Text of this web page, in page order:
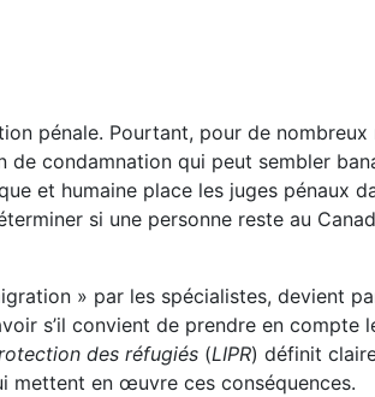
pénale. Pourtant, pour de nombreux
condamnation qui peut sembler
et humaine place les juges pénaux
si une personne reste au
» par les spécialistes, devient
s’il convient de prendre en compte
des réfugiés (LIPR) définit
mettent en œuvre ces conséquences.